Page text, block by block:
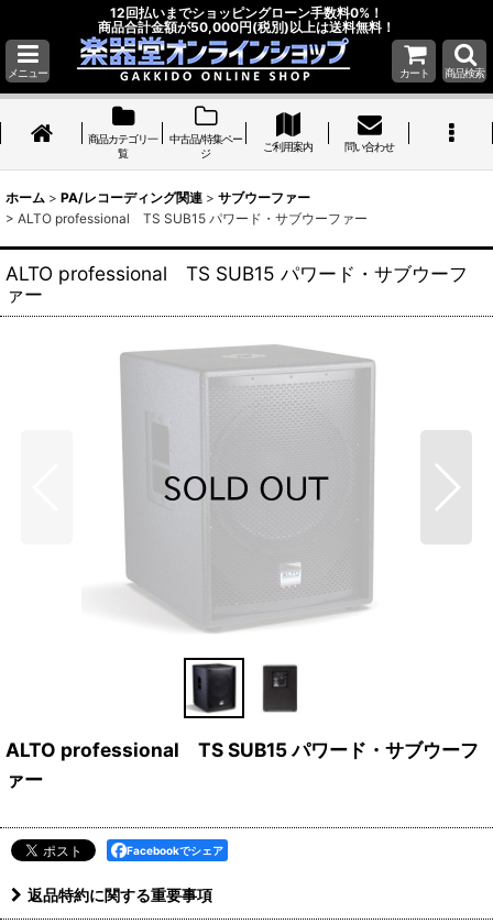
12回払いまでショッピングローン手数料0%！
商品合計金額が50,000円(税別)以上は送料無料！
メニュー カート 商品検索
商品カテゴリ一
覧
中古品/特集ペー
ジ
ご利用案内 問い合わせ
ホーム > PA/レコーディング関連 > サブウーファー
> ALTO professional TS SUB15 パワード・サブウーファー
ALTO professional TS SUB15 パワード・サブウーフ
ァー
ALTO professional TS SUB15 パワード・サブウーフ
ァー
Facebookでシェア
返品特約に関する重要事項